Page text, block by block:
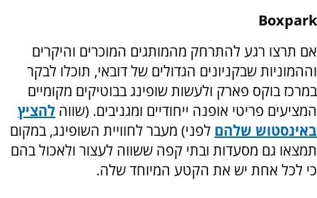
Boxpark
אם תרצו רגע להתרחק מהמותגים המוכרים והיקרים
וההמוניות שבקניונים הגדולים של דובאי, תוכלו לבקר
במרכז בוקס פארק ולעשות שופינג בבוטיקים מקומיים
המציעים פריטי אופנה ייחודיים ומגניבים. (שווה להציץ
באינסטוש שלהם לפני) מעבר לחוויית השופינג, במקום
תמצאו גם מסעדות ובתי קפה ששווה לעצור ולאכול בהם
כי לכל אחת יש את הקטע המיוחד שלה.